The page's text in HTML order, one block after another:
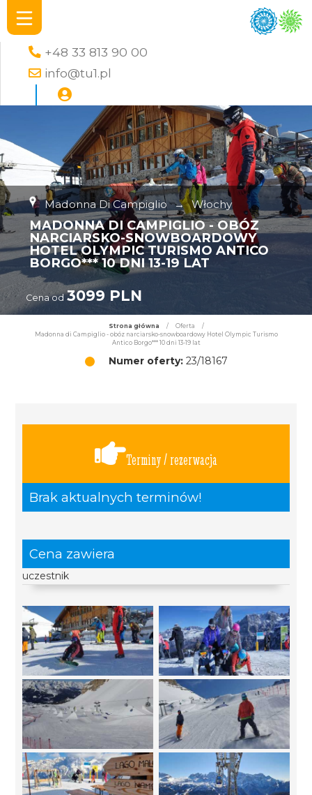
+48 33 813 90 00
info@tu1.pl
Madonna Di Campiglio → Włochy
MADONNA DI CAMPIGLIO - OBÓZ
NARCIARSKO-SNOWBOARDOWY
HOTEL OLYMPIC TURISMO ANTICO
BORGO*** 10 DNI 13-19 LAT
Cena od 3099 PLN
Strona główna / Oferta
/
Madonna di Campiglio - obóz narciarsko-snowboardowy Hotel Olympic Turismo
Antico Borgo*** 10 dni 13-19 lat
Numer oferty:23/18167
Terminy / rezerwacja
Brak aktualnych terminów!
Cena zawiera
uczestnik